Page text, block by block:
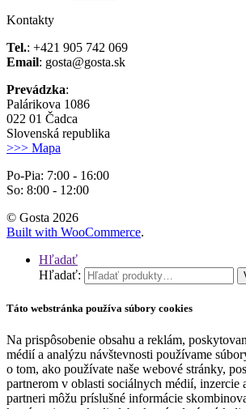
Kontakty
Tel.: +421 905 742 069
Email: gosta@gosta.sk
Prevádzka:
Palárikova 1086
022 01 Čadca
Slovenská republika
>>> Mapa
Po-Pia: 7:00 - 16:00
So: 8:00 - 12:00
© Gosta 2026
Built with WooCommerce.
Hľadať
Hľadať:
Táto webstránka používa súbory cookies
Na prispôsobenie obsahu a reklám,
médií a analýzu návštevnosti používame
o tom, ako používate naše webové stránky,
partnerom v oblasti sociálnych médií, inzercie
partneri môžu príslušné informácie